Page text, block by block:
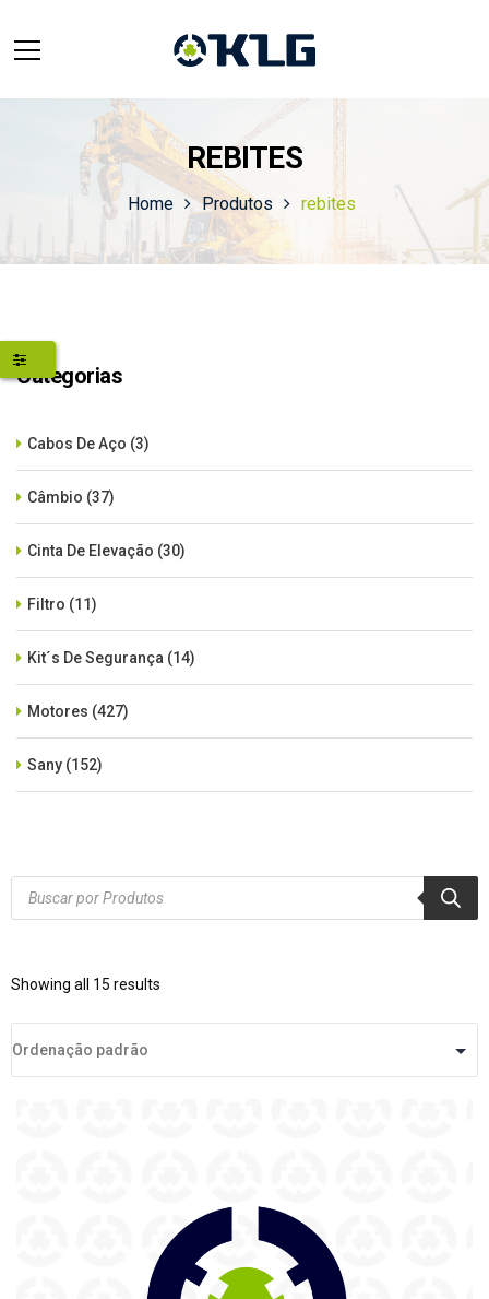
REBITES
Home Produtos rebites
Categorias
Cabos De Aço (3)
Câmbio (37)
Cinta De Elevação (30)
Filtro (11)
Kit´s De Segurança (14)
Motores (427)
Sany (152)
Zoomlion(84)
Products
search
Showing all 15 results